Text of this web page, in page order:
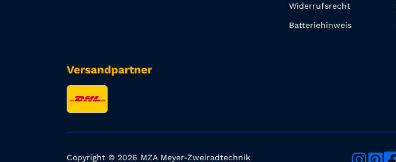
Versandpartner
Widerrufsrecht
Batteriehinweis
Copyright © 2026 MZA Meyer-Zweiradtechnik